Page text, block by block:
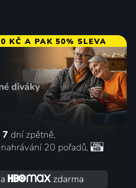
70%
KČ A PAK 50% SLEVA
diváky
7 dní zpětně,
nahrávání 20 pořadů,
zdarma